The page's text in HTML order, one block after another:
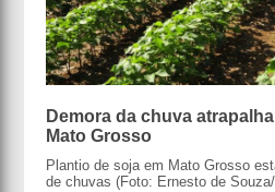
Demora da chuva
Mato Grosso
Plantio de soja em Mato Grosso
de chuvas (Foto: Ernesto de